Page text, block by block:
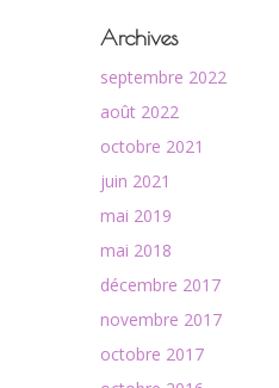
Archives
septembre 2022
août 2022
octobre 2021
juin 2021
mai 2019
mai 2018
décembre 2017
novembre 2017
octobre 2017